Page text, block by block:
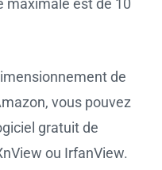
maximale est de 10
de
vous pouvez
gratuit de
ou IrfanView.